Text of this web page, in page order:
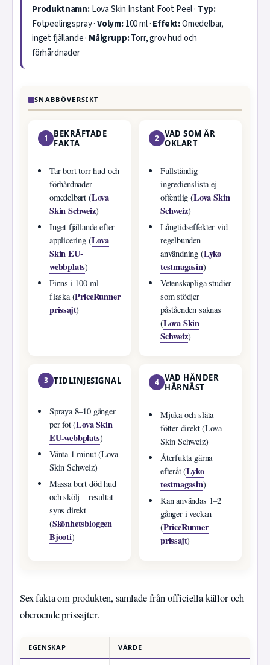
Produktnamn:Lova Skin Instant Foot Peel · Typ:
Fotpeelingspray ·Volym:100 ml ·Effekt:Omedelbar,
inget fjällande · Målgrupp:Torr, grov hud och
förhårdnader
SNABBÖVERSIKT
1
BEKRÄFTADE
FAKTA
Tar bort torr hud och
förhårdnader
omedelbart (Lova
Skin Schweiz)
Inget fjällande efter
applicering (Lova
Skin EU-
webbplats)
Finns i 100 ml
flaska (PriceRunner
prissajt)
2 VAD SOM ÄR
OKLART
Fullständig
ingredienslista ej
offentlig (Lova Skin
Schweiz)
Långtidseffekter vid
regelbunden
användning (Lyko
testmagasin)
Vetenskapliga studier
som stödjer
påståenden saknas
(Lova Skin
Schweiz)
3 TIDLINJESIGNAL
Spraya 8–10 gånger
per fot (Lova Skin
EU-webbplats)
Vänta 1 minut (Lova
Skin Schweiz)
Massa bort död hud
och skölj – resultat
syns direkt
(Skönhetsbloggen
Bjooti)
4 VAD HÄNDER
HÄRNÄST
Mjuka och släta
fötter direkt (Lova
Skin Schweiz)
Återfukta gärna
efteråt (Lyko
testmagasin)
Kan användas 1–2
gånger i veckan
(PriceRunner
prissajt)
Sex fakta om produkten, samlade från officiella källor och
oberoende prissajter.
EGENSKAP VÄRDE